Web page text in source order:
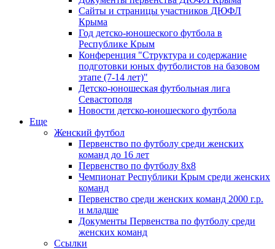
Сайты и страницы участников ДЮФЛ
Крыма
Год детско-юношеского футбола в
Республике Крым
Конференция "Структура и содержание
подготовки юных футболистов на базовом
этапе (7-14 лет)"
Детско-юношеская футбольная лига
Севастополя
Новости детско-юношеского футбола
Еще
Женский футбол
Первенство по футболу среди женских
команд до 16 лет
Первенство по футболу 8х8
Чемпионат Республики Крым среди женских
команд
Первенство среди женских команд 2000 г.р.
и младше
Документы Первенства по футболу среди
женских команд
Ссылки